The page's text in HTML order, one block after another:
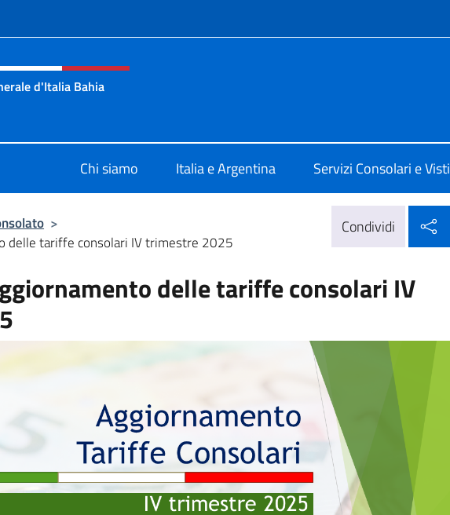
e menù
d'Italia Bahia
Chi siamo Italia e Argentina Servizi Consolari e Visti
>
delle tariffe consolari IV trimestre 2025
Condividi
delle tariffe consolari IV